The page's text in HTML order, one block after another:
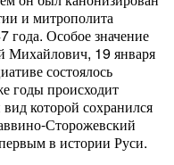
и митрополита
года. Особое значение
Михайлович, 19 января
состоялось
годы происходит
которой сохранился
Сторожевский
в истории Руси.